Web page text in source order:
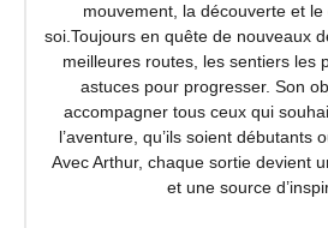
mouvement, la découverte et
soi.Toujours en quête de nouveaux
meilleures routes, les sentiers les
astuces pour progresser. Son
accompagner tous ceux qui
l’aventure, qu’ils soient débutants
Avec Arthur, chaque sortie devient
et une source